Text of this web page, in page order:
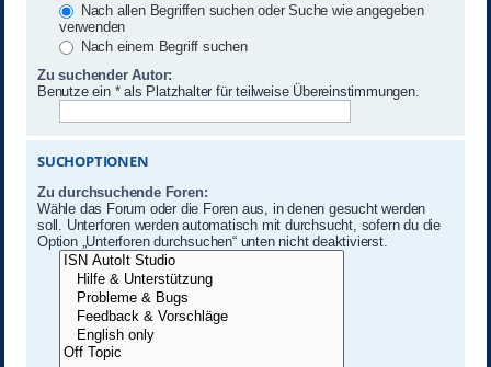
Nach allen Begriffen suchen oder Suche wie angegeben
verwenden
Nach einem Begriff suchen
Zu suchender Autor:
Benutze ein * als Platzhalter für teilweise Übereinstimmungen.
SUCHOPTIONEN
Zu durchsuchende Foren:
Wähle das Forum oder die Foren aus, in denen gesucht werden
soll. Unterforen werden automatisch mit durchsucht, sofern du die
Option „Unterforen durchsuchen“ unten nicht deaktivierst.